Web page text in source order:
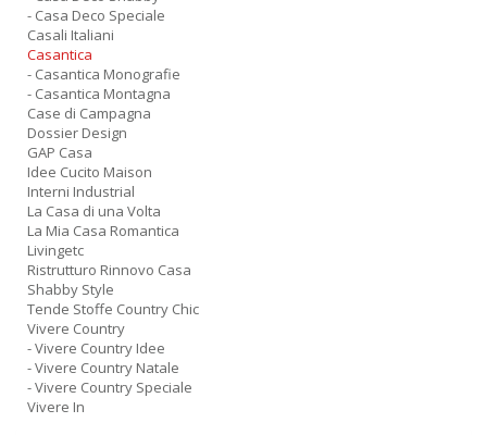
- Casa Deco Speciale
Casali Italiani
Casantica
- Casantica Monografie
- Casantica Montagna
Case di Campagna
Dossier Design
GAP Casa
Idee Cucito Maison
Interni Industrial
La Casa di una Volta
La Mia Casa Romantica
Livingetc
Ristrutturo Rinnovo Casa
Shabby Style
Tende Stoffe Country Chic
Vivere Country
- Vivere Country Idee
- Vivere Country Natale
- Vivere Country Speciale
Vivere In